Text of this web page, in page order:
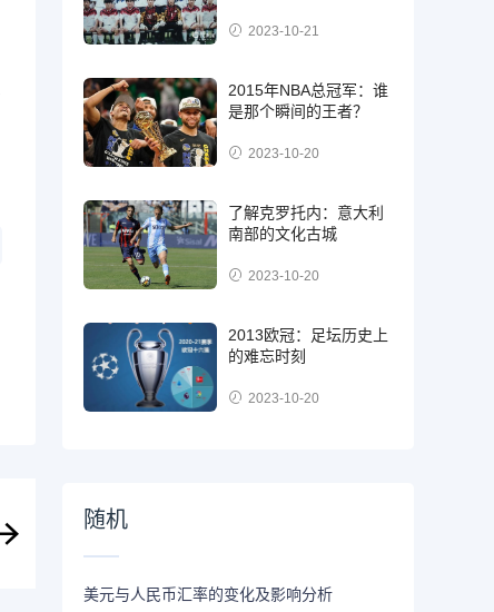
2023-10-21
2015年NBA总冠军：谁
是那个瞬间的王者？
2023-10-20
了解克罗托内：意大利
南部的文化古城
2023-10-20
2013欧冠：足坛历史上
的难忘时刻
2023-10-20
随机
美元与人民币汇率的变化及影响分析